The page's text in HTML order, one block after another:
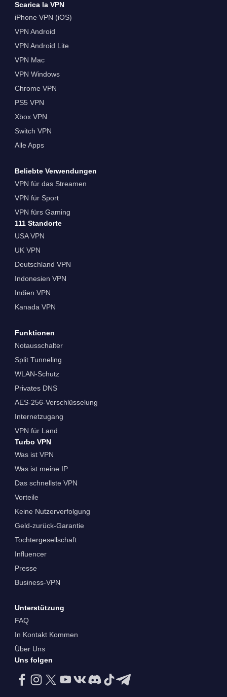
Scarica la VPN
iPhone VPN (iOS)
VPN Android
VPN Android Lite
VPN Mac
VPN Windows
Chrome VPN
PS5 VPN
Xbox VPN
Switch VPN
Alle Apps
Beliebte Verwendungen
VPN für das Streamen
VPN für Sport
VPN fürs Gaming
111 Standorte
USA VPN
UK VPN
Deutschland VPN
Indonesien VPN
Indien VPN
Kanada VPN
Funktionen
Notausschalter
Split Tunneling
WLAN-Schutz
Privates DNS
AES-256-Verschlüsselung
Internetzugang
VPN für Land
Turbo VPN
Was ist VPN
Was ist meine IP
Das schnellste VPN
Vorteile
Keine Nutzerverfolgung
Geld-zurück-Garantie
Tochtergesellschaft
Influencer
Presse
Business-VPN
Unterstützung
FAQ
In Kontakt Kommen
Über Uns
Uns folgen